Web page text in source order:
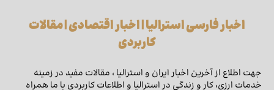
اخبار فارسی استرالیا | اخبار اقتصادی | مقالات
کاربردی
جهت اطلاع از آخرین اخبار ایران و استرالیا ، مقالات مفید در زمینه
خدمات ارزی، کار و زندگی در استرالیا و اطلاعات کاربردی با ما همراه